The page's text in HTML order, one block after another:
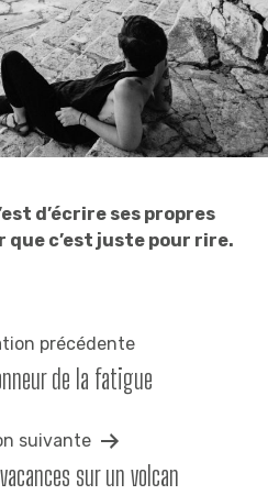
d’écrire ses propres
c’est juste pour rire.
précédente
de la fatigue
suivante
sur un volcan